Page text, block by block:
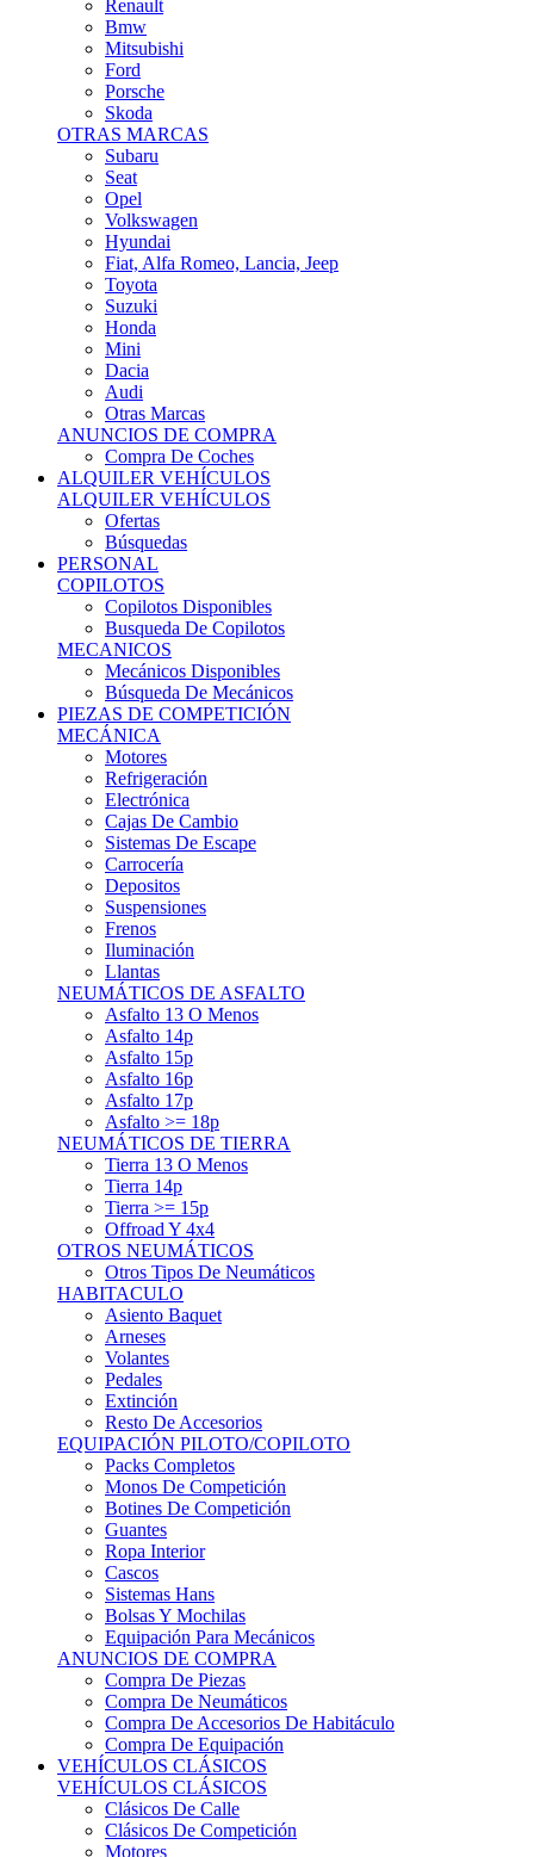
Mitsubishi
Ford
Porsche
Skoda
OTRAS MARCAS
Subaru
Seat
Opel
Volkswagen
Hyundai
Fiat, Alfa Romeo, Lancia, Jeep
Toyota
Suzuki
Honda
Mini
Dacia
Audi
Otras Marcas
ANUNCIOS DE COMPRA
Compra De Coches
ALQUILER VEHÍCULOS
ALQUILER VEHÍCULOS
Ofertas
Búsquedas
PERSONAL
COPILOTOS
Copilotos Disponibles
Busqueda De Copilotos
MECANICOS
Mecánicos Disponibles
Búsqueda De Mecánicos
PIEZAS DE COMPETICIÓN
MECÁNICA
Motores
Refrigeración
Electrónica
Cajas De Cambio
Sistemas De Escape
Carrocería
Depositos
Suspensiones
Frenos
Iluminación
Llantas
NEUMÁTICOS DE ASFALTO
Asfalto 13 O Menos
Asfalto 14p
Asfalto 15p
Asfalto 16p
Asfalto 17p
Asfalto >= 18p
NEUMÁTICOS DE TIERRA
Tierra 13 O Menos
Tierra 14p
Tierra >= 15p
Offroad Y 4x4
OTROS NEUMÁTICOS
Otros Tipos De Neumáticos
HABITACULO
Asiento Baquet
Arneses
Volantes
Pedales
Extinción
Resto De Accesorios
EQUIPACIÓN PILOTO/COPILOTO
Packs Completos
Monos De Competición
Botines De Competición
Guantes
Ropa Interior
Cascos
Sistemas Hans
Bolsas Y Mochilas
Equipación Para Mecánicos
ANUNCIOS DE COMPRA
Compra De Piezas
Compra De Neumáticos
Compra De Accesorios De Habitáculo
Compra De Equipación
VEHÍCULOS CLÁSICOS
VEHÍCULOS CLÁSICOS
Clásicos De Calle
Clásicos De Competición
Motores
Cajas De Cambio